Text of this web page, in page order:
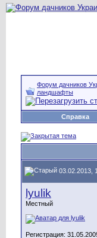
Форум дачников
ландшафты
Справка
03.02.2013,
lyulik
Местный
Регистрация: